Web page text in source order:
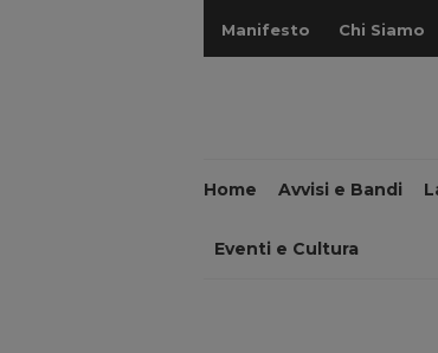
Manifesto Chi Siamo
Home Avvisi e Bandi
Eventi e Cultura